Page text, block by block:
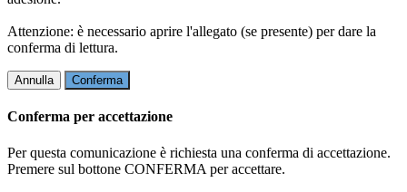
Attenzione: è necessario aprire l'allegato (se presente) per dare la
conferma di lettura.
Annulla Conferma
Conferma per accettazione
Per questa comunicazione è richiesta una conferma di accettazione.
Premere sul bottone CONFERMA per accettare.